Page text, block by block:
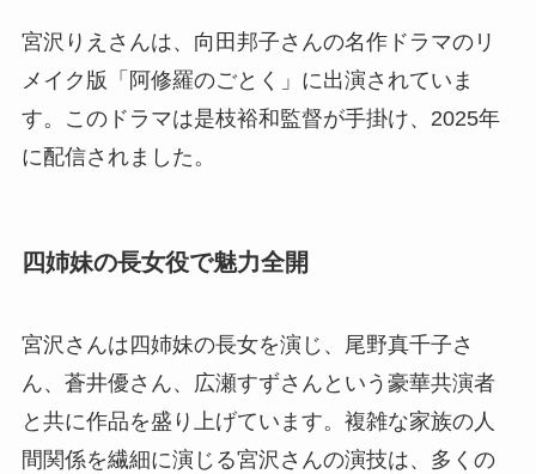
宮沢りえさんは、向田邦子さんの名作ドラマのリ
メイク版「阿修羅のごとく」に出演されていま
す。このドラマは是枝裕和監督が手掛け、2025年
に配信されました。
四姉妹の長女役で魅力全開
宮沢さんは四姉妹の長女を演じ、尾野真千子さ
ん、蒼井優さん、広瀬すずさんという豪華共演者
と共に作品を盛り上げています。複雑な家族の人
間関係を繊細に演じる宮沢さんの演技は、多くの